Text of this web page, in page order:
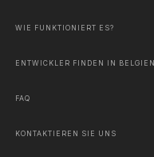
WIE FUNKTIONIERT ES?
ENTWICKLER FINDEN IN BELGIEN
FAQ
KONTAKTIEREN SIE UNS